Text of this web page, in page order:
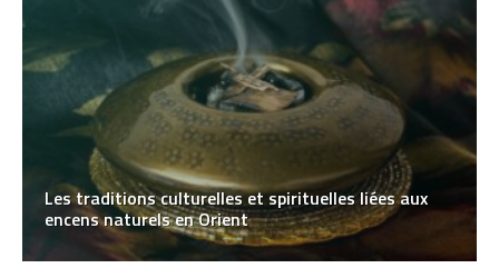
Les traditions culturelles et spirituelles liées aux
encens naturels en Orient